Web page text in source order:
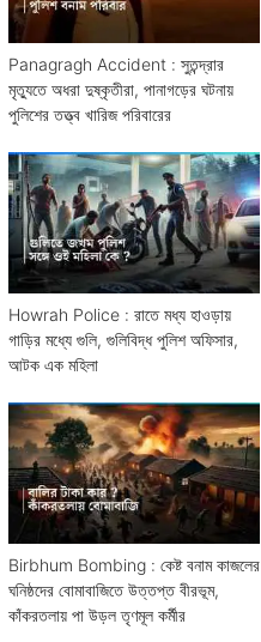
Panagragh Accident : সুতন্দ্রার
মৃত্যুতে অধরা দুষ্কৃতীরা, পানাগড়ের ঘটনায়
পুলিশের তত্ত্ব খারিজ পরিবারের
Howrah Police : রাতে মধ্য হাওড়ায়
গাড়ির মধ্যে গুলি, গুলিবিদ্ধ পুলিশ অফিসার,
আটক এক মহিলা
Birbhum Bombing : কেষ্ট বনাম কাজলের
ঘনিষ্ঠদের বোমাবাজিতে উত্তপ্ত বীরভূম,
কাঁকরতলায় পা উড়ল তৃণমূল কর্মীর